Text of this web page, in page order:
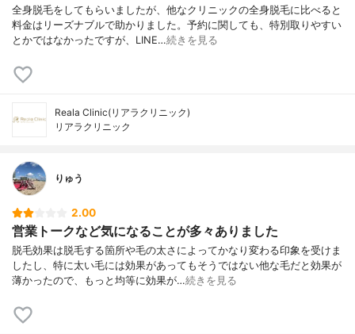
全身脱毛をしてもらいましたが、他なクリニックの全身脱毛に比べると
料金はリーズナブルで助かりました。予約に関しても、特別取りやすい
とかではなかったですが、LINE…続きを見る
Reala Clinic(リアラクリニック)
リアラクリニック
りゅう
2.00
営業トークなど気になることが多々ありました
脱毛効果は脱毛する箇所や毛の太さによってかなり変わる印象を受けま
したし、特に太い毛には効果があってもそうではない他な毛だと効果が
薄かったので、もっと均等に効果が…続きを見る